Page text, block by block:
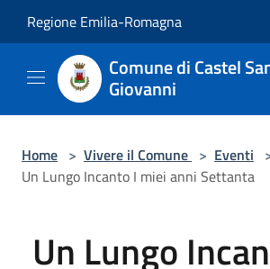
Regione Emilia-Romagna
Comune di Castel
Giovanni
Home > Vivere il Comune > Eventi
Un Lungo Incanto I miei anni Settanta
Un Lungo